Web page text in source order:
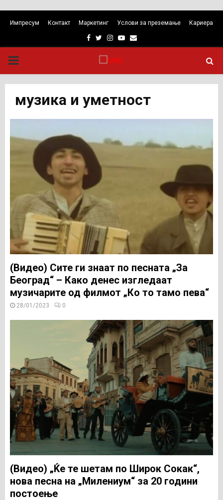
Импресум Контакт Маркетинг Услови за преземање Кариера
Facebook
TwitterInstagram
Youtube
Email
PRIMARY
MENU
музика и уметност
(Видео) Сите ги знаат по песната „За
Београд“ – Како денес изгледаат
музичарите од филмот „Ко то тамо пева“
28/01/2023 0
(Видео) „Ќе те шетам по Широк Сокак“,
нова песна на „Милениум“ за 20 години
постоење